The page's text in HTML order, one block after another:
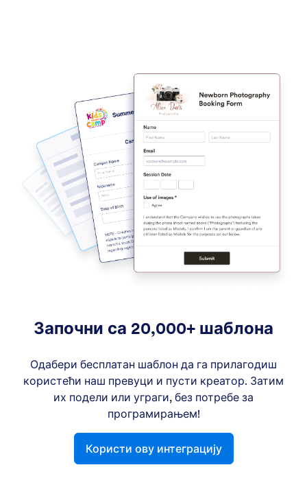
Започни са 20,000+ шаблона
Одабери бесплатан шаблон да га прилагодиш
користећи наш превуци и пусти креатор. Затим
их подели или уграги, без потребе за
програмирањем!
Користи ову интеграцију